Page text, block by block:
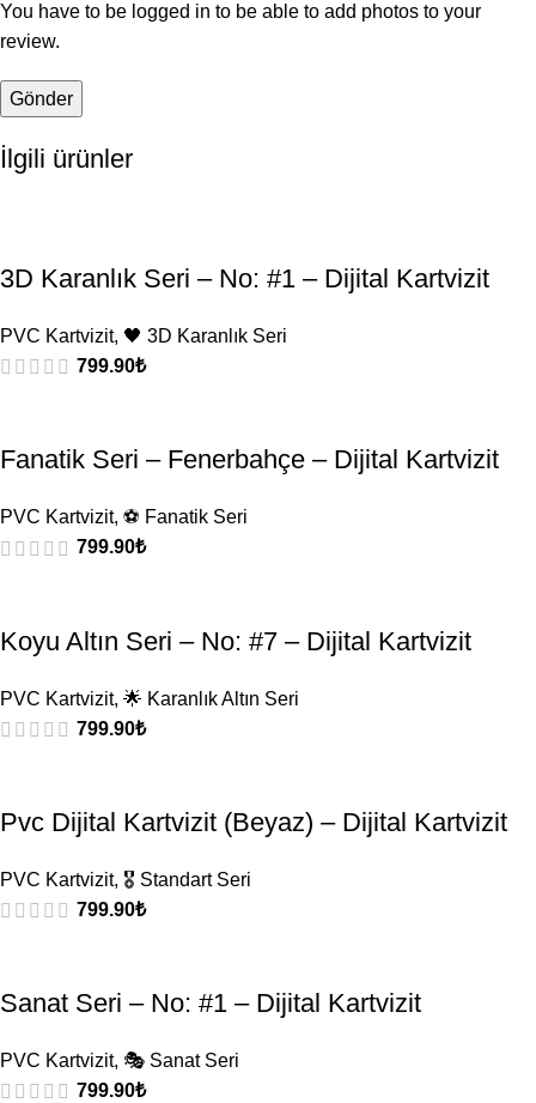
You have to be logged in to be able to add photos to your
review.
İlgili ürünler
3D Karanlık Seri – No: #1 – Dijital Kartvizit
PVC Kartvizit, 🖤 3D Karanlık Seri
799.90₺
Fanatik Seri – Fenerbahçe – Dijital Kartvizit
PVC Kartvizit, ⚽ Fanatik Seri
799.90₺
Koyu Altın Seri – No: #7 – Dijital Kartvizit
PVC Kartvizit, 🌟 Karanlık Altın Seri
799.90₺
Pvc Dijital Kartvizit (Beyaz) – Dijital Kartvizit
PVC Kartvizit, 🎖️ Standart Seri
799.90₺
Sanat Seri – No: #1 – Dijital Kartvizit
PVC Kartvizit, 🎭 Sanat Seri
799.90₺